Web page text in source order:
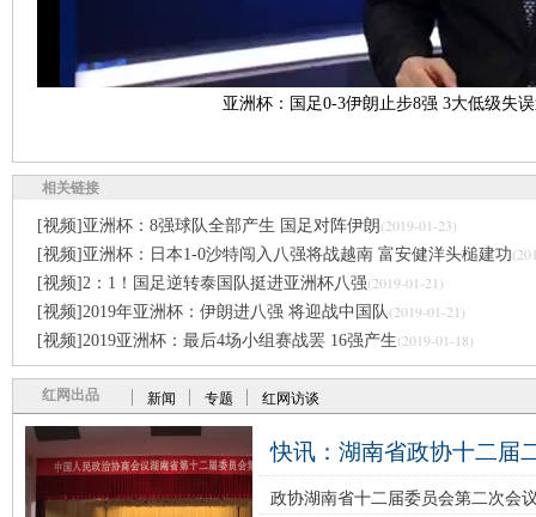
亚洲杯：国足0-3伊朗止步8强 3大低级失
相关链接
[视频]亚洲杯：8强球队全部产生 国足对阵伊朗(2019-01-23)
[视频]亚洲杯：日本1-0沙特闯入八强将战越南 富安健洋头槌建功
[视频]2：1！国足逆转泰国队挺进亚洲杯八强(2019-01-21)
[视频]2019年亚洲杯：伊朗进八强 将迎战中国队 (2019-01-21)
[视频]2019亚洲杯：最后4场小组赛战罢 16强产生(2019-01-18)
红网出品 新闻 专题 红网访谈
快讯：湖南省政协十二届
政协湖南省十二届委员会第二次会